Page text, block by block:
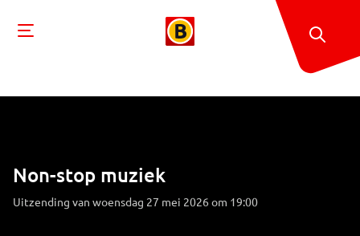
Non-stop muziek
Uitzending van woensdag 27 mei 2026 om 19:00